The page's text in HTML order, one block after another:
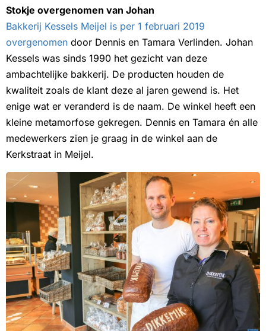
Stokje overgenomen van Johan
Bakkerij Kessels Meijel is per 1 februari 2019
overgenomen door Dennis en Tamara Verlinden. Johan
Kessels was sinds 1990 het gezicht van deze
ambachtelijke bakkerij. De producten houden de
kwaliteit zoals de klant deze al jaren gewend is. Het
enige wat er veranderd is de naam. De winkel heeft een
kleine metamorfose gekregen. Dennis en Tamara én alle
medewerkers zien je graag in de winkel aan de
Kerkstraat in Meijel.